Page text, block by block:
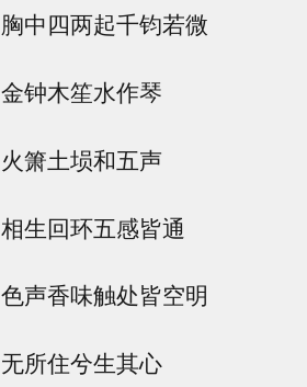
胸中四两起千钧若微
金钟木笙水作琴
火箫土埙和五声
相生回环五感皆通
色声香味触处皆空明
无所住兮生其心